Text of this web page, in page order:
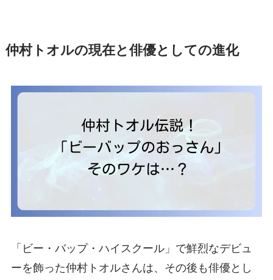
仲村トオルの現在と俳優としての進化
「ビー・バップ・ハイスクール」で鮮烈なデビュ
ーを飾った仲村トオルさんは、その後も俳優とし